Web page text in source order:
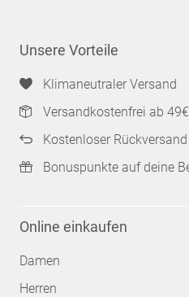
Unsere Vorteile
Klimaneutraler Versand
Versandkostenfrei ab
Kostenloser Rückversand
Bonuspunkte auf deine
Online einkaufen
Damen
Herren